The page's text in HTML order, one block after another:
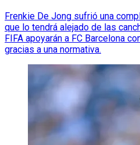
Frenkie De Jong sufrió una
que lo tendrá alejado de las
FIFA apoyarán a FC Barcelona
gracias a una normativa.